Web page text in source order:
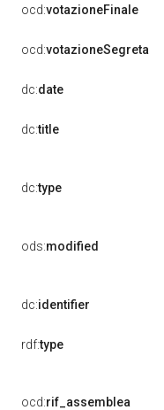
ocd:votazioneFinale
ocd:votazioneSegreta
dc:date
dc:title
dc:type
ods:modified
dc:identifier
rdf:type
ocd:rif_assemblea